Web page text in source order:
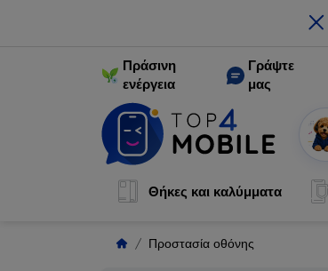
×
Πράσινη
ενέργεια
Γράψτε
μας
Θήκες και καλύμματα
Προστασία οθόνης